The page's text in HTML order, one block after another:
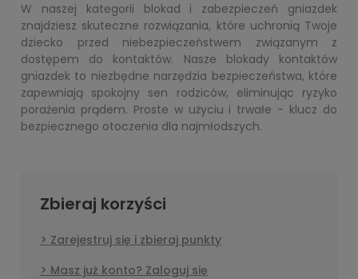
W naszej kategorii blokad i zabezpieczeń gniazdek
znajdziesz skuteczne rozwiązania, które uchronią Twoje
dziecko przed niebezpieczeństwem związanym z
dostępem do kontaktów. Nasze blokady kontaktów
gniazdek to niezbędne narzędzia bezpieczeństwa, które
zapewniają spokojny sen rodziców, eliminując ryzyko
porażenia prądem. Proste w użyciu i trwałe - klucz do
bezpiecznego otoczenia dla najmłodszych.
Zbieraj korzyści
Zarejestruj się i zbieraj punkty
Masz już konto? Zaloguj się